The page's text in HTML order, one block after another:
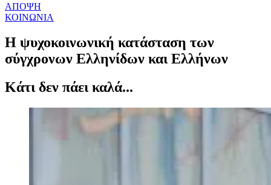
ΑΠΟΨΗ
ΚΟΙΝΩΝΙΑ
Η ψυχοκοινωνική κατάσταση των
σύγχρονων Ελληνίδων και Ελλήνων
Κάτι δεν πάει καλά...